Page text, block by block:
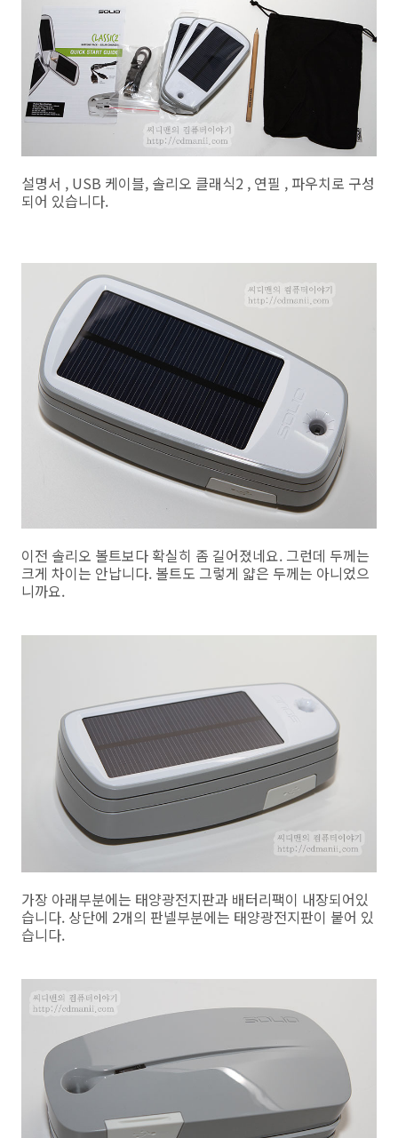
설명서 , USB 케이블, 솔리오 클래식2 , 연필 , 파우치로 구성
되어 있습니다.
이전 솔리오 볼트보다 확실히 좀 길어졌네요. 그런데 두께는
크게 차이는 안납니다. 볼트도 그렇게 얇은 두께는 아니었으
니까요.
가장 아래부분에는 태양광전지판과 배터리팩이 내장되어있
습니다. 상단에 2개의 판넬부분에는 태양광전지판이 붙어 있
습니다.